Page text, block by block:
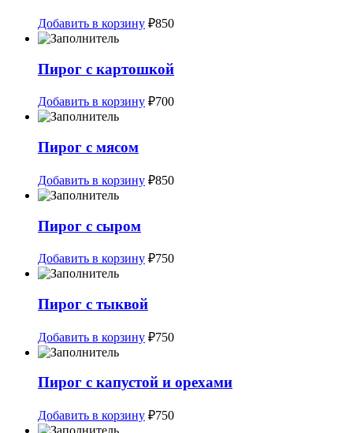
Добавить в корзину ₽850
Пирог с картошкой
Добавить в корзину ₽700
Пирог с мясом
Добавить в корзину ₽850
Пирог с сыром
Добавить в корзину ₽750
Пирог с тыквой
Добавить в корзину ₽750
Пирог с капустой и орехами
Добавить в корзину ₽750